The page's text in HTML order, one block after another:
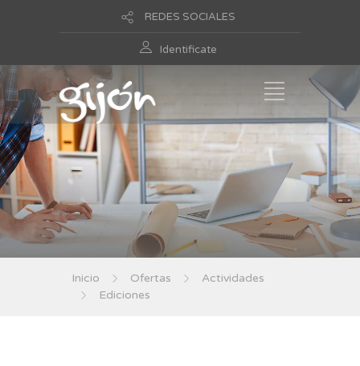
REDES SOCIALES
Identificate
Inicio Ofertas
Actividades
Ediciones